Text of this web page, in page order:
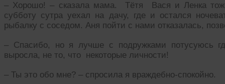
– Хорошо! – сказала мама. Тётя Вася и Ленка
субботу сутра уехал на дачу, где и остался
рыбалку с соседом. Аня пойти с нами отказалась,
– Спасибо, но я лучше с подружками потусуюсь
выросла, не то, что некоторые личности!
– Ты это обо мне? – спросила я враждебно-спокойно.